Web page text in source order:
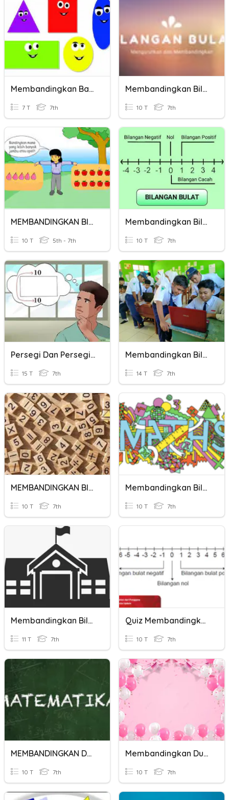
Membandingkan Bangun Datar
7 T 7th
Membandingkan Bilangan Bulat
10 T 7th
MEMBANDINGKAN BILANGAN
10 T 5th - 7th
Membandingkan Bilangan Bulat
10 T 7th
Persegi Dan Persegi Panjang
15 T 7th
Membandingkan Bilangan Bulat
14 T 7th
MEMBANDINGKAN BILANGAN BULAT
10 T 7th
Membandingkan Bilangan Bulat
10 T 7th
Membandingkan Bilangan Bulat
11 T 7th
Quiz Membandingkan Bil Bulat
10 T 7th
MEMBANDINGKAN DAN MENGURUTKAN BILANGAN BULAT
10 T 7th
Membandingkan Dua Bilangan Cacah
10 T 7th